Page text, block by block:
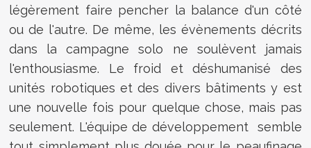
légèrement faire pencher la balance d'un côté
ou de l'autre. De même, les évènements décrits
dans la campagne solo ne soulèvent jamais
l'enthousiasme. Le froid et déshumanisé des
unités robotiques et des divers bâtiments y est
une nouvelle fois pour quelque chose, mais pas
seulement. L'équipe de développement semble